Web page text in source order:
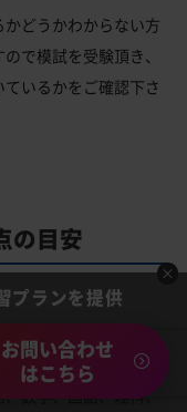
どうかわからない方
で模試を受験頂き、
いるかをご確認下さ
の目安
点の計算方法が適応
数学、国語、理科、
プランを提供
お問い合わせ
はこちら